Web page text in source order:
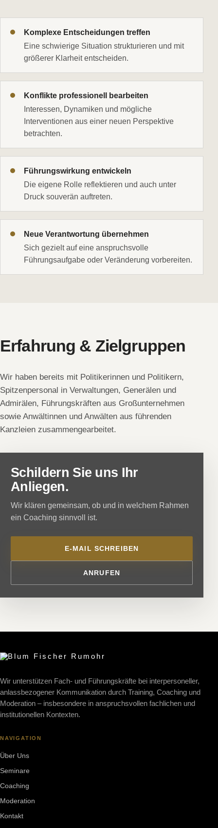
Komplexe Entscheidungen treffen
Eine schwierige Situation strukturieren und mit
größerer Klarheit entscheiden.
Konflikte professionell bearbeiten
Interessen, Dynamiken und mögliche
Interventionen aus einer neuen Perspektive
betrachten.
Führungswirkung entwickeln
Die eigene Rolle reflektieren und auch unter
Druck souverän auftreten.
Neue Verantwortung übernehmen
Sich gezielt auf eine anspruchsvolle
Führungsaufgabe oder Veränderung vorbereiten.
Erfahrung & Zielgruppen
Wir haben bereits mit Politikerinnen und Politikern,
Spitzenpersonal in Verwaltungen, Generälen und
Admirälen, Führungskräften aus Großunternehmen
sowie Anwältinnen und Anwälten aus führenden
Kanzleien zusammengearbeitet.
Schildern Sie uns Ihr
Anliegen.
Wir klären gemeinsam, ob und in welchem Rahmen
ein Coaching sinnvoll ist.
E-MAIL SCHREIBEN
ANRUFEN
Wir unterstützen Fach- und Führungskräfte bei interpersoneller,
anlassbezogener Kommunikation durch Training, Coaching und
Moderation – insbesondere in anspruchsvollen fachlichen und
institutionellen Kontexten.
NAVIGATION
Über Uns
Seminare
Coaching
Moderation
Kontakt